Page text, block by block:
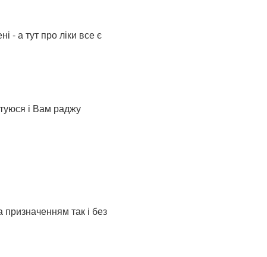
- а тут про ліки все є
і Вам раджу
призначенням так і без